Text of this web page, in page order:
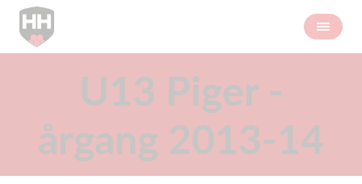
U13 Piger -
årgang 2013-14